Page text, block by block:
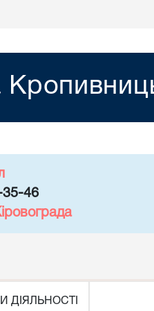
35-46
ДІЯЛЬНОСТІ